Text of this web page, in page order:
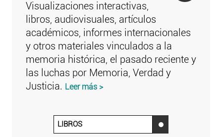
Visualizaciones interactivas,
libros, audiovisuales, artículos
académicos, informes internacionales
y otros materiales vinculados a la
memoria histórica, el pasado reciente y
las luchas por Memoria, Verdad y
Justicia. Leer más >
LIBROS ‌